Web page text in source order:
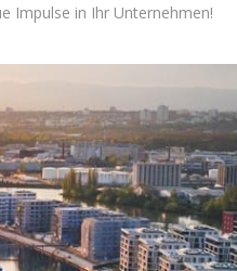
Impulse in Ihr Unternehmen!